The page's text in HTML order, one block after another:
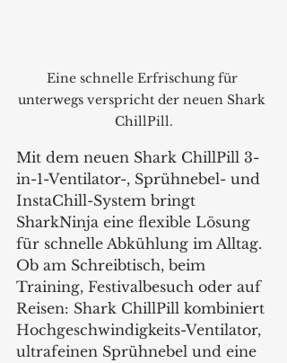
Eine schnelle Erfrischung für
unterwegs verspricht der neuen Shark
ChillPill.
Mit dem neuen Shark ChillPill 3-
in-1-Ventilator-, Sprühnebel- und
InstaChill-System bringt
SharkNinja eine flexible Lösung
für schnelle Abkühlung im Alltag.
Ob am Schreibtisch, beim
Training, Festivalbesuch oder auf
Reisen: Shark ChillPill kombiniert
Hochgeschwindigkeits-Ventilator,
ultrafeinen Sprühnebel und eine